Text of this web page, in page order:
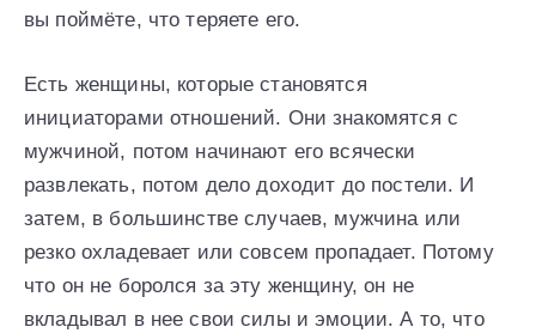
вы поймёте, что теряете его.
Есть женщины, которые становятся
инициаторами отношений. Они знакомятся с
мужчиной, потом начинают его всячески
развлекать, потом дело доходит до постели. И
затем, в большинстве случаев, мужчина или
резко охладевает или совсем пропадает. Потому
что он не боролся за эту женщину, он не
вкладывал в нее свои силы и эмоции. А то, что